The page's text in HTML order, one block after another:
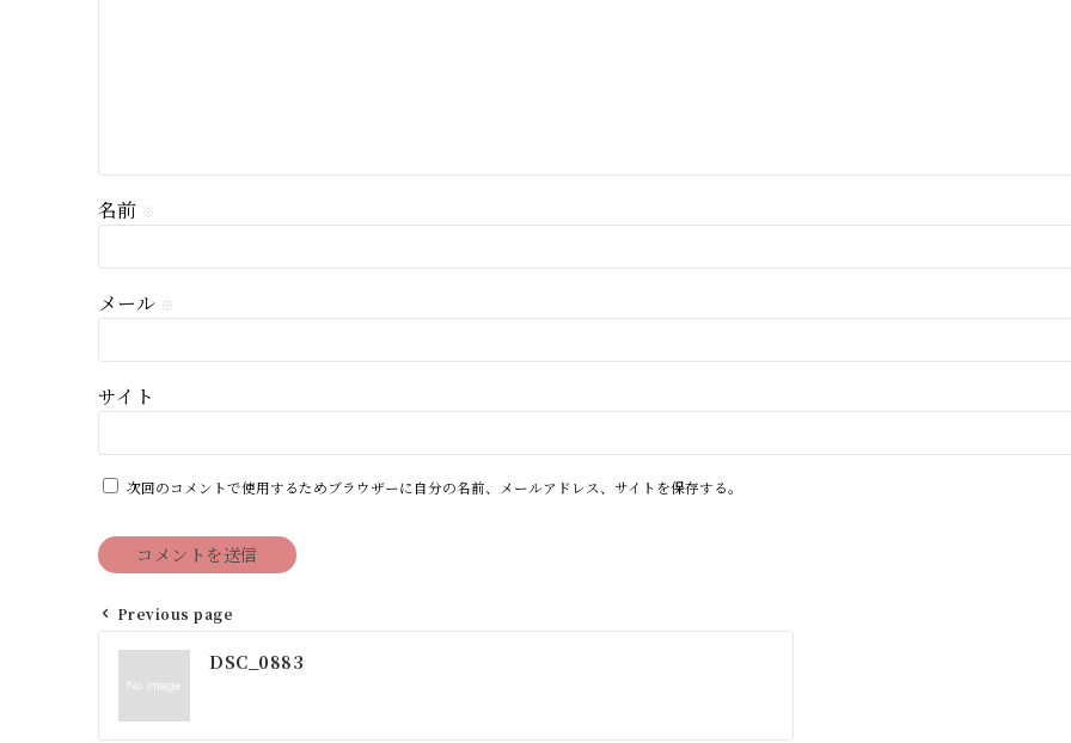
名前 ※
メール ※
サイト
次回のコメントで使用するためブラウザーに自分の名前、メールアドレス、サイトを保存する。
投
ナ
Previous page
DSC_0883